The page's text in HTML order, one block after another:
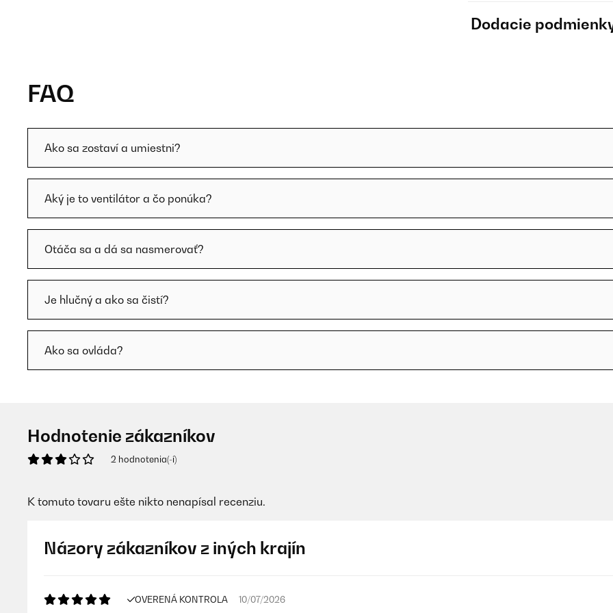
Dodacie
FAQ
Ako sa zostaví a umiestni?
Aký je to ventilátor a čo ponúka?
Otáča sa a dá sa nasmerovať?
Je hlučný a ako sa čistí?
Ako sa ovláda?
Hodnotenie zákazníkov
2 hodnotenia(-í)
K tomuto tovaru ešte nikto nenapísal recenziu.
Názory zákazníkov z iných krajín
OVERENÁ KONTROLA 10/07/2026